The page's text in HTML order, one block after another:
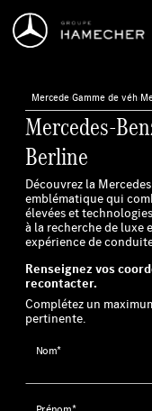
Mercedes-Benz
›Gamme de ›
Mercedes-
Berline
Découvrez la
emblématique qui
élevées et
à la recherche de luxe
expérience de
Renseignez vos
recontacter.
Complétez un
pertinente.
Nom*